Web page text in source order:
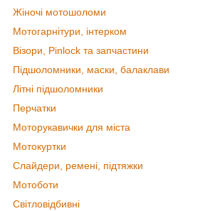
Жіночі мотошоломи
Мотогарнітури, інтерком
Візори, Pinlock та запчастини
Підшоломники, маски, балаклави
Літні підшоломники
Перчатки
Моторукавички для міста
Мотокуртки
Слайдери, ремені, підтяжки
Мотоботи
Світловідбивні